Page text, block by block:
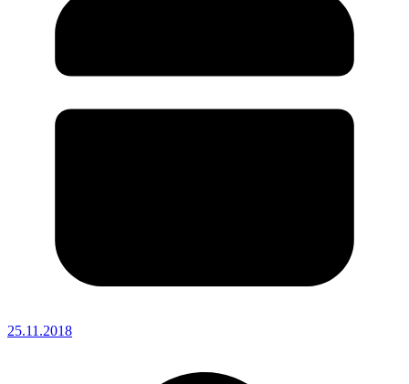
25.11.2018